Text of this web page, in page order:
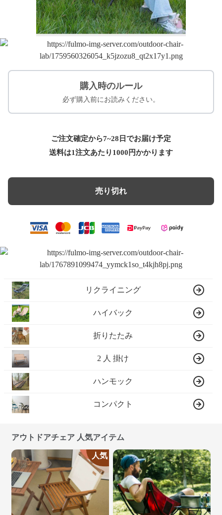
購入時のルール
必ず購入前にお読みください。
ご注文確定から7~28日でお届け予定
送料は1注文あたり 1000 円かかります
売り切れ
リクライニング
ハイバック
折りたたみ
2 人 掛け
ハンモック
コンパクト
アウトドアチェア 人気アイテム
人気